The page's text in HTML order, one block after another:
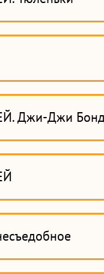
Джи-Джи Бонд: